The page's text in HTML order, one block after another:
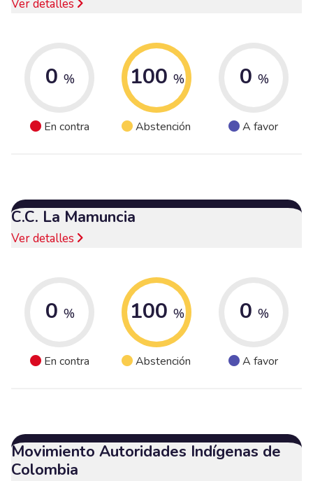
Ver detalles
0 %
En contra
100 %
Abstención
0 %
A favor
C.C. La Mamuncia
Ver detalles
0 %
En contra
100 %
Abstención
0 %
A favor
Movimiento Autoridades Indígenas de
Colombia